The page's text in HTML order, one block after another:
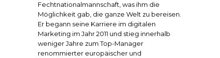
Fechtnationalmannschaft, was ihm die
Möglichkeit gab, die ganze Welt zu bereisen.
Er begann seine Karriere im digitalen
Marketing im Jahr 2011 und stieg innerhalb
weniger Jahre zum Top-Manager
renommierter europäischer und